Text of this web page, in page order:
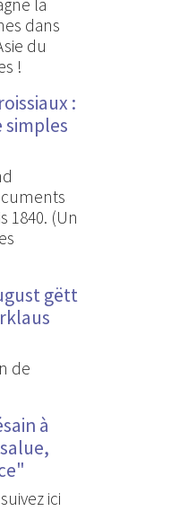
la
dans
du
!
:
simples
1840. (Un
gëtt
de
à
ici